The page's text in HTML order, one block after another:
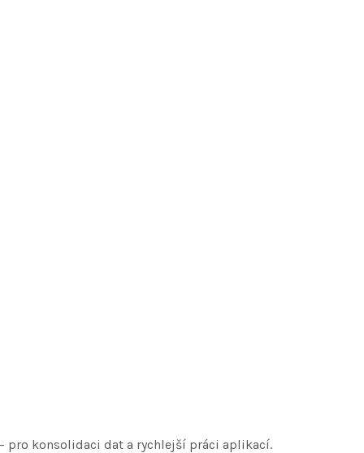
pro konsolidaci dat a rychlejší práci aplikací.